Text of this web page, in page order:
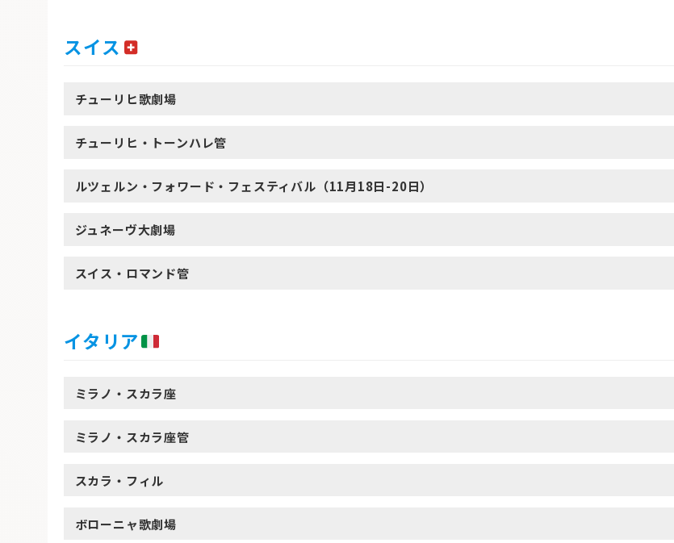
スイス
チューリヒ歌劇場
チューリヒ・トーンハレ管
ルツェルン・フォワード・フェスティバル（11月18日-20日）
ジュネーヴ大劇場
スイス・ロマンド管
イタリア
ミラノ・スカラ座
ミラノ・スカラ座管
スカラ・フィル
ボローニャ歌劇場